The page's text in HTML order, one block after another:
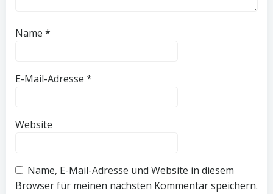
Name *
E-Mail-Adresse *
Website
Name, E-Mail-Adresse und Website in diesem
Browser für meinen nächsten Kommentar speichern.